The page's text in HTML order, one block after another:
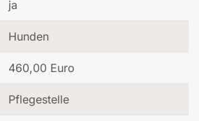
ja
Hunden
460,00 Euro
Pflegestelle